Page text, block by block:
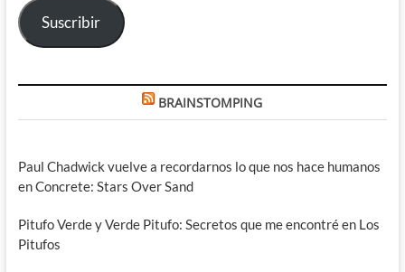
Suscribir
BRAINSTOMPING
Paul Chadwick vuelve a recordarnos lo que nos hace humanos
en Concrete: Stars Over Sand
Pitufo Verde y Verde Pitufo: Secretos que me encontré en Los
Pitufos